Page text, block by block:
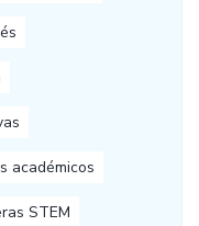
académicos
STEM